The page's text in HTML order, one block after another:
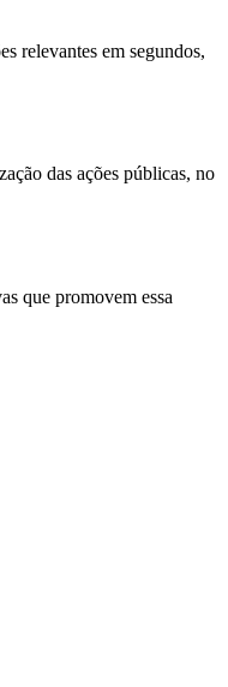
relevantes em segundos,
das ações públicas, no
que promovem essa